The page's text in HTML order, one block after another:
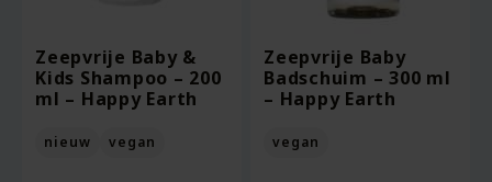
Zeepvrije Baby &
Kids Shampoo – 200
ml – Happy Earth
nieuw vegan
Zeepvrije Baby
Badschuim – 300 ml
– Happy Earth
vegan